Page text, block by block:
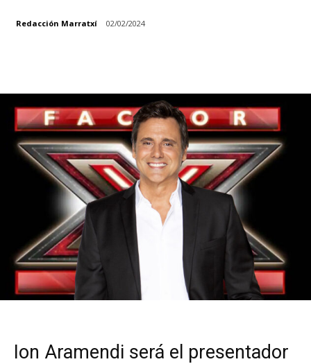
Redacción Marratxí 02/02/2024
Ion Aramendi será el presentador